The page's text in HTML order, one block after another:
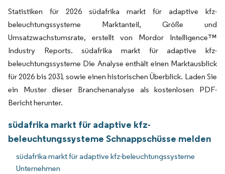
Statistiken für 2026 südafrika markt für adaptive kfz-
beleuchtungssysteme Marktanteil, Größe und
Umsatzwachstumsrate, erstellt von Mordor Intelligence™
Industry Reports. südafrika markt für adaptive kfz-
beleuchtungssysteme Die Analyse enthält einen Marktausblick
für 2026 bis 2031 sowie einen historischen Überblick. Laden Sie
ein Muster dieser Branchenanalyse als kostenlosen PDF-
Bericht herunter.
südafrika markt für adaptive kfz-
beleuchtungssysteme Schnappschüsse melden
südafrika markt für adaptive kfz-beleuchtungssysteme
Unternehmen